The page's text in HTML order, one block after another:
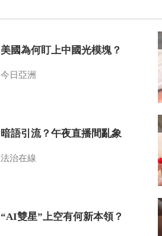
美國為何盯上中國光模塊？
今日亞洲
暗語引流？午夜直播間亂象
法治在線
“AI雙星”上空有何新本領？